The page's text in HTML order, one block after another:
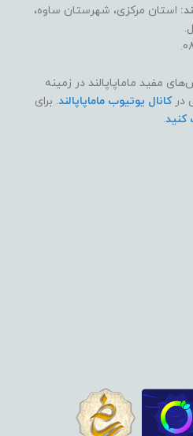
استان مرکزی، شهرستان ساوه،
مفید ماماپاپالند در زمینه
درکانال یوتیوب ماماپاپالند. برای
کنید.